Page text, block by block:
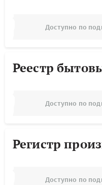
Доступно по
Реестр
Доступно по
Регистр
Доступно по